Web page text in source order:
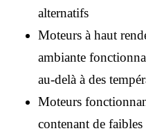
alternatifs
Moteurs à haut
ambiante
au-delà à des
Moteurs
contenant de